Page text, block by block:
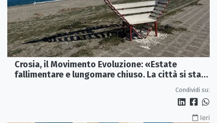
Crosia, il Movimento Evoluzione: «Estate
fallimentare e lungomare chiuso. La città si sta
Condividi su:
Ieri